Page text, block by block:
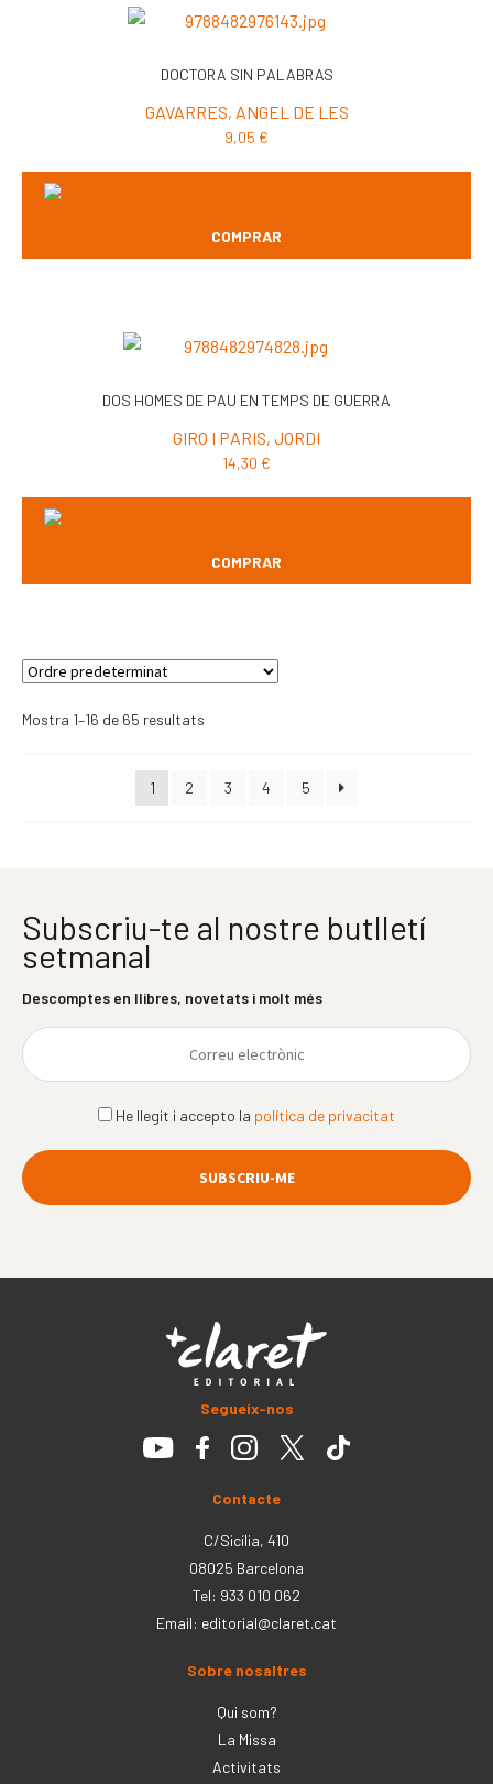
DOCTORA SIN PALABRAS
GAVARRES, ANGEL DE LES
9,05 €
COMPRAR
DOS HOMES DE PAU EN TEMPS DE GUERRA
GIRO I PARIS, JORDI
14,30 €
COMPRAR
Mostra 1–16 de 65 resultats
1 2 3 4 5
Subscriu-te al nostre butlletí
setmanal
Descomptes en llibres, novetats i molt més
He llegit i accepto la política de privacitat
Segueix-nos
Contacte
C/Sicília, 410
08025 Barcelona
Tel: 933 010 062
Email: editorial@claret.cat
Sobre nosaltres
Qui som?
La Missa
Activitats